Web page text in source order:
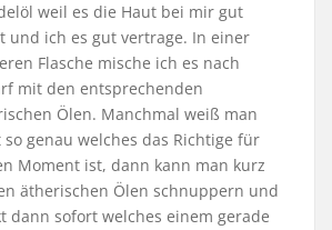
weil es die Haut bei mir gut
und ich es gut vertrage. In einer
Flasche mische ich es nach
mit den entsprechenden
Ölen. Manchmal weiß man
so genau welches das Richtige für
Moment ist, dann kann man kurz
ätherischen Ölen schnuppern und
dann sofort welches einem gerade